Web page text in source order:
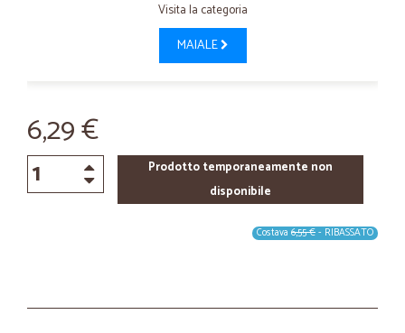
Visita la categoria
MAIALE
6,29 €
Prodotto temporaneamente non
disponibile
Costava 6,55 €- RIBASSATO